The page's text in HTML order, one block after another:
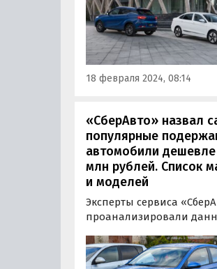
больше, чем годом
Изучив актуальные
листы их
портал «Автоновости
составил ТОП-5 самых
дешевых…
18 февраля 2024, 08:14
«СберАвто» назвал
популярные
автомобили дешевле
млн рублей. Список
и моделей
Эксперты сервиса
проанализировали
платформе за первый
2024 года и поделились с